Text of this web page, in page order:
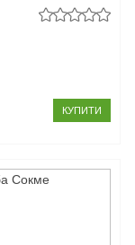
КУПИТИ